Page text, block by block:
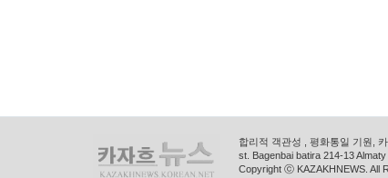
합리적 객관성 , 평화통일 기원,
st. Bagenbai batira 214-13
Copyright ⓒ KAZAKHNEWS. All